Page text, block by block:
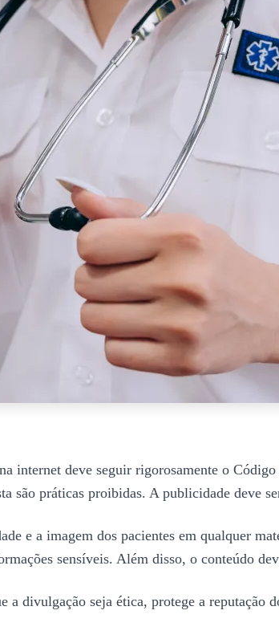
internet deve seguir rigorosamente o
são práticas proibidas. A publicidade deve
e a imagem dos pacientes em qualquer
sensíveis. Além disso, o conteúdo
a divulgação seja ética, protege a